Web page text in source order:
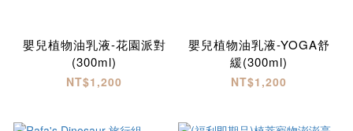
嬰兒植物油乳液-花園派對
(300ml)
NT$1,200
嬰兒植物油乳液-YOGA舒
緩(300ml)
NT$1,200